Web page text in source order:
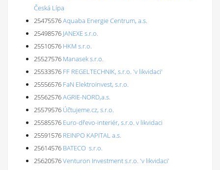
Česká Lípa
25475576Aquaba Energie Centrum, a.s.
25498576 JANEXE s.r.o.
25510576 HKM s.r.o.
25527576 Manasek s.r.o.
25533576 FF REGELTECHNIK, s.r.o. 'v likvidaci'
25556576 FaN Elektroinvest, s.r.o.
25562576AGRIE-NORD,a.s.
25579576 Účtujeme.cz, s.r.o.
25585576 Euro-dřevo-interiér, s.r.o. v likvidaci
25591576 REINPO KAPITAL a.s.
25614576 BATECO s.r.o.
25620576Venturon Investment s.r.o. 'v likvidaci'